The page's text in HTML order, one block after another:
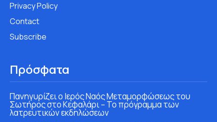
Privacy Policy
Contact
Subscribe
Πρόσφατα
Πανηγυρίζει ο Ιερός Ναός Μεταμορφώσεως του
Σωτήρος στο Κεφαλάρι – Το πρόγραμμα των
λατρευτικών εκδηλώσεων